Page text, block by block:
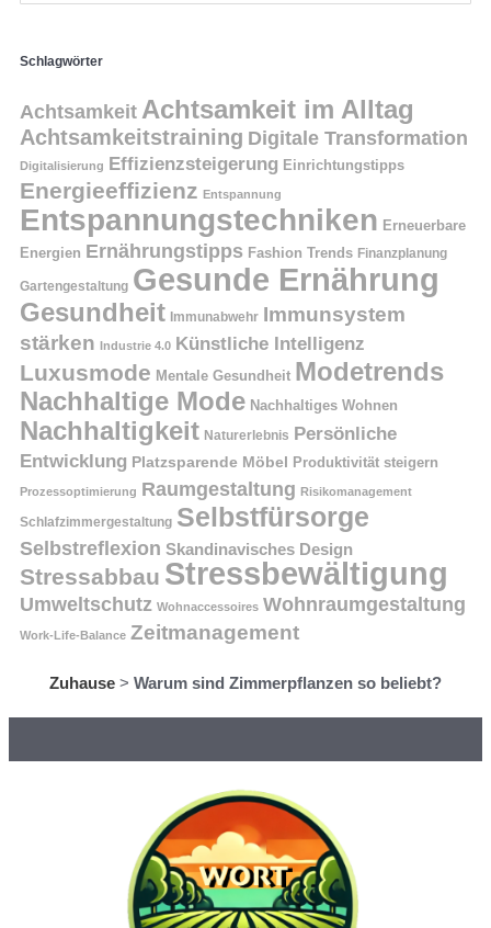
Schlagwörter
Achtsamkeit Achtsamkeit im Alltag
Achtsamkeitstraining Digitale Transformation
Digitalisierung Effizienzsteigerung Einrichtungstipps
Energieeffizienz Entspannung
Entspannungstechniken Erneuerbare
Energien Ernährungstipps Fashion Trends Finanzplanung
Gartengestaltung Gesunde Ernährung
Gesundheit Immunabwehr Immunsystem
stärken
Industrie 4.0 Künstliche Intelligenz
Luxusmode Mentale Gesundheit Modetrends
Nachhaltige Mode Nachhaltiges Wohnen
Nachhaltigkeit Naturerlebnis Persönliche
Entwicklung Platzsparende Möbel Produktivität steigern
Prozessoptimierung Raumgestaltung Risikomanagement
Schlafzimmergestaltung Selbstfürsorge
Selbstreflexion Skandinavisches Design
Stressabbau Stressbewältigung
Umweltschutz Wohnaccessoires Wohnraumgestaltung
Work-Life-Balance Zeitmanagement
Zuhause > Warum sind Zimmerpflanzen so beliebt?